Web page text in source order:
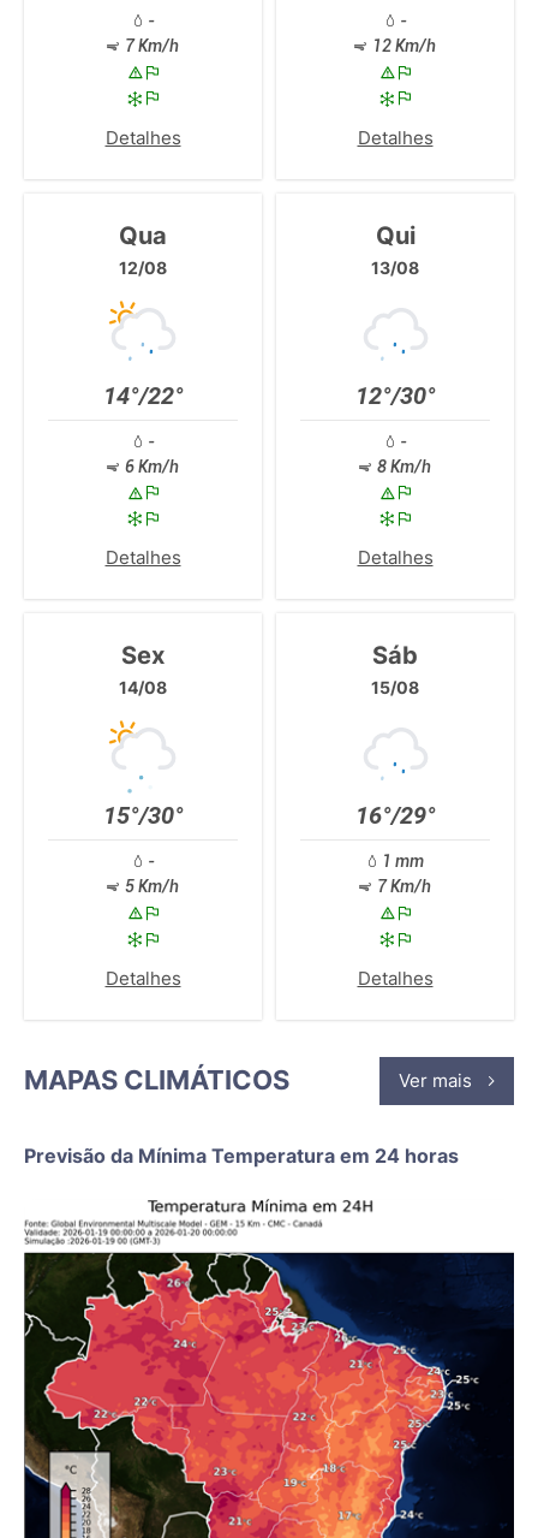
-
7 Km/h
Detalhes
-
12 Km/h
Detalhes
Qua
12/08
14°/22°
-
6 Km/h
Detalhes
Qui
13/08
12°/30°
-
8 Km/h
Detalhes
Sex
14/08
15°/30°
-
5 Km/h
Detalhes
Sáb
15/08
16°/29°
1 mm
7 Km/h
Detalhes
MAPAS CLIMÁTICOS Ver mais
Previsão da Mínima Temperatura em 24 horas